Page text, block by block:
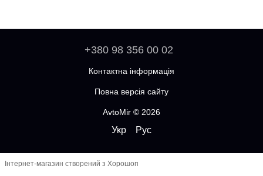
+380 98 356 00 02
Контактна інформація
Повна версія сайту
AvtoMir © 2026
Укр Рус
Інтернет-магазин створений з Хорошоп